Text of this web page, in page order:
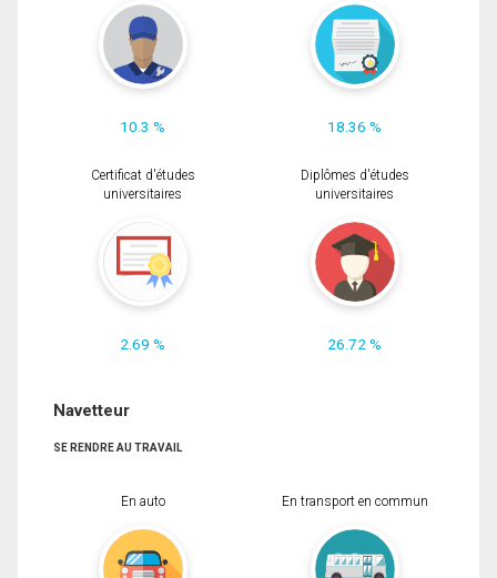
10.3 % 18.36 %
Certificat d'études
universitaires
2.69 %
Diplômes d'études
universitaires
26.72 %
Navetteur
SE RENDRE AU TRAVAIL
En auto En transport en commun